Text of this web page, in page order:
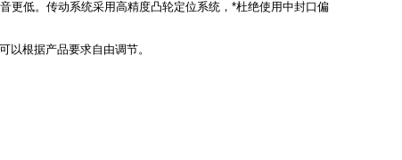
更低。传动系统采用高精度凸轮定位系统，*杜绝使用中封口偏
以根据产品要求自由调节。